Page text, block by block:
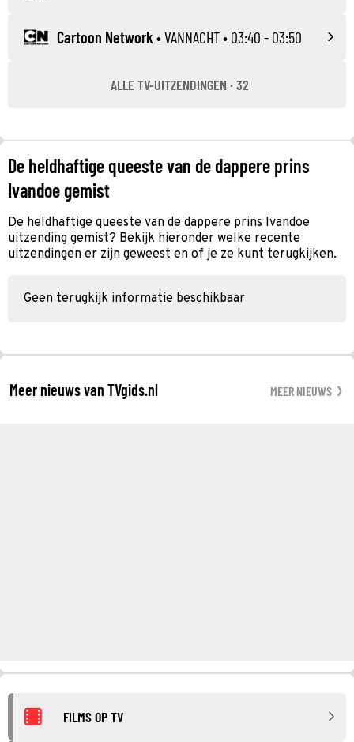
Cartoon Network •VANNACHT• 03:40 - 03:50
ALLE TV-UITZENDINGEN · 32
De heldhaftige queeste van de dappere prins
Ivandoe gemist
De heldhaftige queeste van de dappere prins Ivandoe
uitzending gemist? Bekijk hieronder welke recente
uitzendingen er zijn geweest en of je ze kunt terugkijken.
Geen terugkijk informatie beschikbaar
Meer nieuws van TVgids.nl MEER NIEUWS
FILMS OP TV